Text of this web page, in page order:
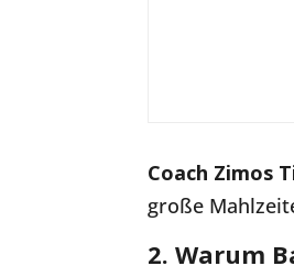
Coach Zimos
große
2. Warum